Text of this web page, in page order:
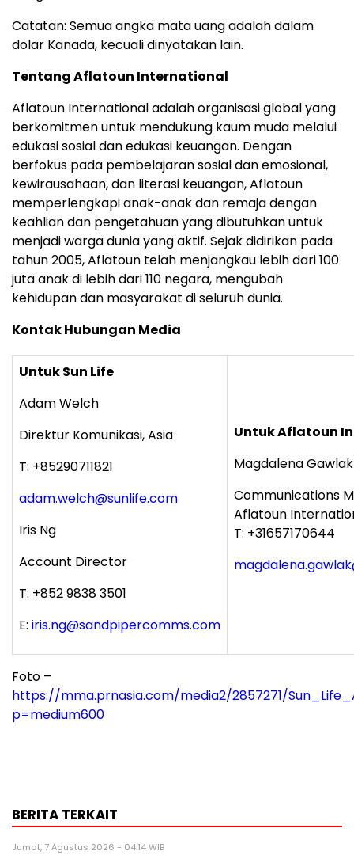
Catatan: Semua angka mata uang adalah dalam
dolar Kanada, kecuali dinyatakan lain.
Tentang Aflatoun International
Aflatoun International adalah organisasi global yang
berkomitmen untuk mendukung kaum muda melalui
edukasi sosial dan edukasi keuangan. Dengan
berfokus pada pembelajaran sosial dan emosional,
kewirausahaan, dan literasi keuangan, Aflatoun
memperlengkapi anak-anak dan remaja dengan
keahlian dan pengetahuan yang dibutuhkan untuk
menjadi warga dunia yang aktif. Sejak didirikan pada
tahun 2005, Aflatoun telah menjangkau lebih dari 100
juta anak di lebih dari 110 negara, mengubah
kehidupan dan masyarakat di seluruh dunia.
Kontak Hubungan Media
Untuk Sun Life
Adam Welch
Direktur Komunikasi, Asia
T: +85290711821
adam.welch@sunlife.com
Iris Ng
Account Director
T: +852 9838 3501
E: iris.ng@sandpipercomms.com
Untuk Aflatoun
Magdalena Gawlak
Communications
Aflatoun
T: +31657170644
Foto –
https://mma.prnasia.com/media2/2857271/
p=medium600
BERITA TERKAIT
Jumat, 7 Agustus 2026 - 04:14 WIB